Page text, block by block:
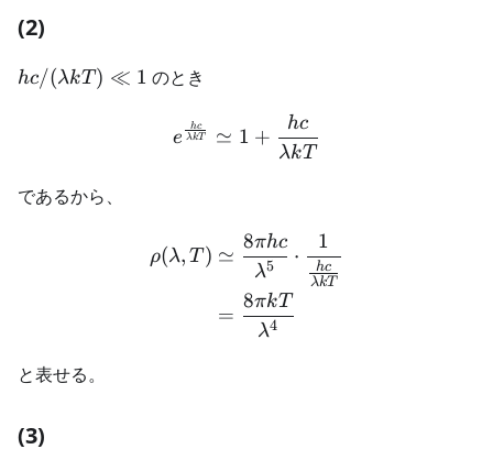
(2)
hc /
hc/(λkT ) ≪ 1 のとき
\begin{aligned}
e λkT
hc ≃ 1 +
λkT
hc
であるから、
\begin{aligned} \rho
ρ(λ, T ) ≃
λ5
8πhc
⋅
λkT
hc
1
=
λ4
8πkT
と表せる。
(3)